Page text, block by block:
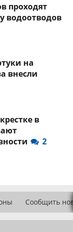
проходят
водоотводов
на
внесли
в
2
Сообщить